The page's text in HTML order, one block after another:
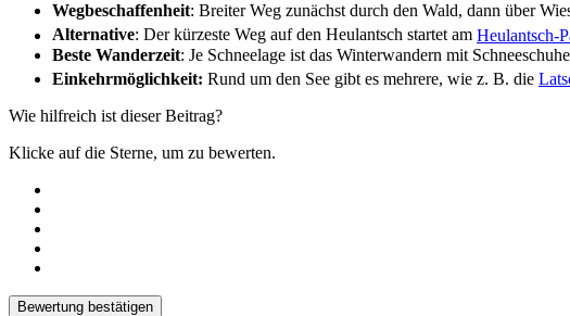
Wegbeschaffenheit: Breiter Weg zunächst durch den Wald, dann über
Alternative: Der kürzeste Weg auf den Heulantsch startet am Heulantsch-
Beste Wanderzeit: Je Schneelage ist das Winterwandern mit
Einkehrmöglichkeit: Rund um den See gibt es mehrere, wie z. B. die
Wie hilfreich ist dieser Beitrag?
Klicke auf die Sterne, um zu bewerten.
Bewertung bestätigen